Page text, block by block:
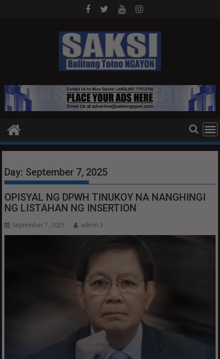
Day: September 7, 2025
OPISYAL NG DPWH TINUKOY NA NANGHINGI
NG LISTAHAN NG INSERTION
September 7, 2025 admin 3